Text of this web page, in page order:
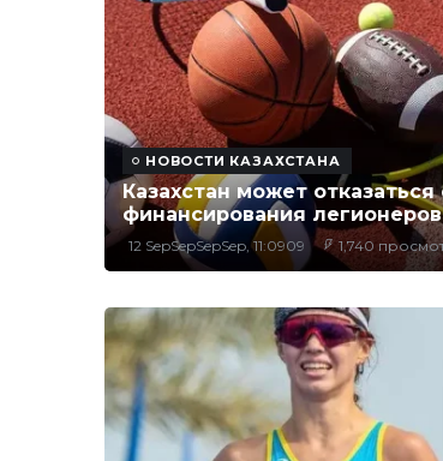
НОВОСТИ КАЗАХСТАНА
Казахстан может отказаться
финансирования легионеров
12 SepSepSepSep, 11:0909 1,740